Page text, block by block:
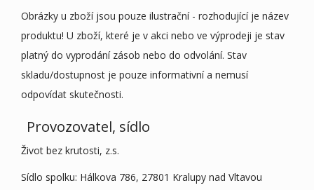
Obrázky u zboží jsou pouze ilustrační - rozhodující je název
produktu! U zboží, které je v akci nebo ve výprodeji je stav
platný do vyprodání zásob nebo do odvolání. Stav
skladu/dostupnost je pouze informativní a nemusí
odpovídat skutečnosti.
Provozovatel, sídlo
Život bez krutosti, z.s.
Sídlo spolku: Hálkova 786, 27801 Kralupy nad Vltavou